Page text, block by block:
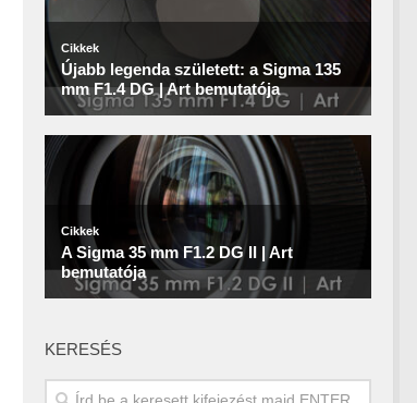
KERESÉS